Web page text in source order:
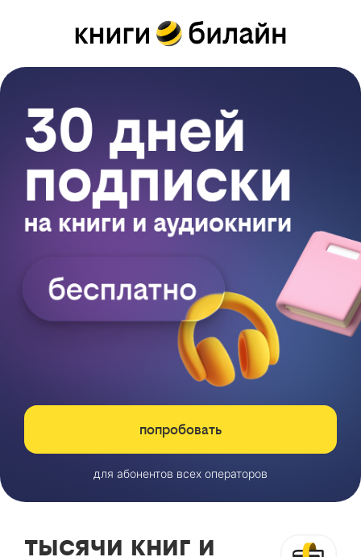
попробовать
для абонентов всех операторов
тысячи книг и